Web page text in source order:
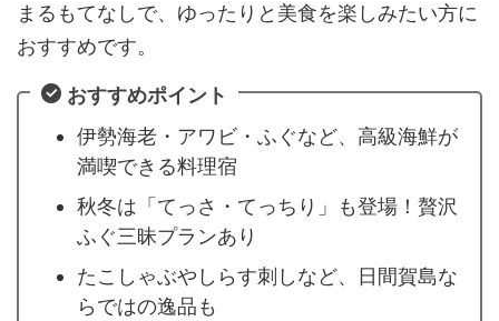
まるもてなしで、ゆったりと美食を楽しみたい方に
おすすめです。
おすすめポイント
伊勢海老・アワビ・ふぐなど、高級海鮮が
満喫できる料理宿
秋冬は「てっさ・てっちり」も登場！贅沢
ふぐ三昧プランあり
たこしゃぶやしらす刺しなど、日間賀島な
らではの逸品も